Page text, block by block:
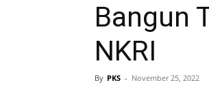
Bangun
NKRI
By PKS - November 25, 2022